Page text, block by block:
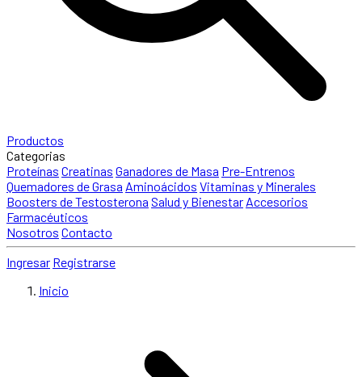
Productos
Categorias
Proteínas Creatinas Ganadores de Masa Pre-Entrenos
Quemadores de Grasa Aminoácidos Vitaminas y Minerales
Boosters de Testosterona Salud y Bienestar Accesorios
Farmacéuticos
Nosotros Contacto
Ingresar Registrarse
Inicio